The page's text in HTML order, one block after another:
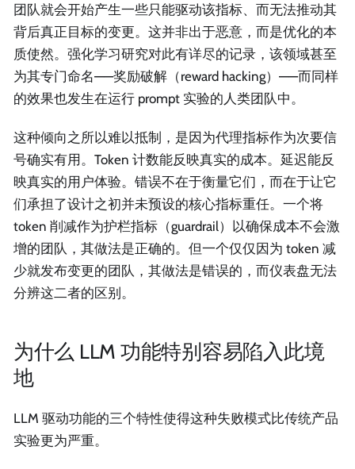
团队就会开始产生一些只能驱动该指标、而无法推动其
背后真正目标的变更。这并非出于恶意，而是优化的本
质使然。强化学习研究对此有详尽的记录，该领域甚至
为其专门命名——奖励破解（reward hacking）——而同样
的效果也发生在运行 prompt 实验的人类团队中。
这种倾向之所以难以抵制，是因为代理指标作为次要信
号确实有用。Token 计数能反映真实的成本。延迟能反
映真实的用户体验。错误不在于衡量它们，而在于让它
们承担了设计之初并未预设的核心指标重任。一个将
token 削减作为护栏指标（guardrail）以确保成本不会激
增的团队，其做法是正确的。但一个仅仅因为 token 减
少就发布变更的团队，其做法是错误的，而仪表盘无法
分辨这二者的区别。
为什么 LLM 功能特别容易陷入此境
地
LLM 驱动功能的三个特性使得这种失败模式比传统产品
实验更为严重。